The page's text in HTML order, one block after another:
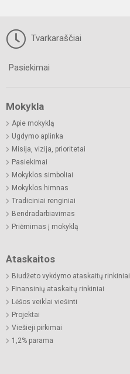
Tvarkaraščiai
Pasiekimai
Mokykla
Apie mokyklą
Ugdymo aplinka
Misija, vizija, prioritetai
Pasiekimai
Mokyklos simboliai
Mokyklos himnas
Tradiciniai renginiai
Bendradarbiavimas
Priėmimas į mokyklą
Ataskaitos
Biudžeto vykdymo ataskaitų rinkiniai
Finansinių ataskaitų rinkiniai
Lėšos veiklai viešinti
Projektai
Viešieji pirkimai
1,2% parama